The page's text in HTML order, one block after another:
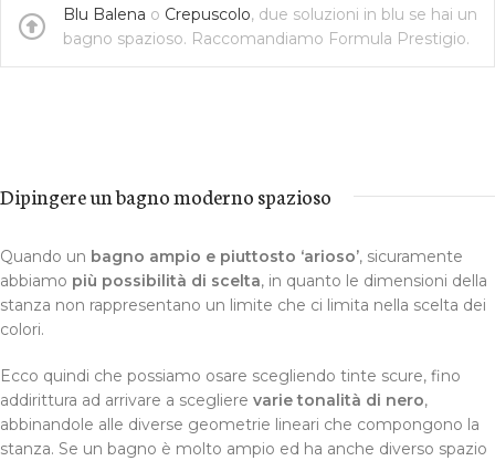
Blu Balena o Crepuscolo, due soluzioni in blu se hai un
bagno spazioso. Raccomandiamo Formula Prestigio.
Dipingere un bagno moderno spazioso
Quando un bagno ampio e piuttosto ‘arioso’, sicuramente
abbiamo più possibilità di scelta, in quanto le dimensioni della
stanza non rappresentano un limite che ci limita nella scelta dei
colori.
Ecco quindi che possiamo osare scegliendo tinte scure, fino
addirittura ad arrivare a scegliere varie tonalità di nero,
abbinandole alle diverse geometrie lineari che compongono la
stanza. Se un bagno è molto ampio ed ha anche diverso spazio